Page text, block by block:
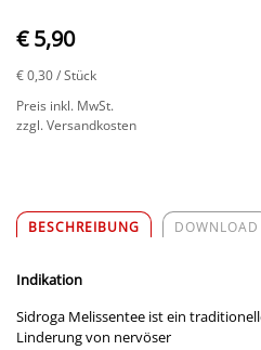
€ 5,90
€ 0,30/ Stück
Preis inkl. MwSt.
zzgl. Versandkosten
BESCHREIBUNG DOWNLOAD
Indikation
Sidroga Melissentee ist ein
Linderung von nervöser